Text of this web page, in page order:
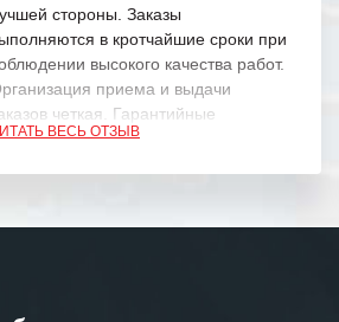
стороны. Заказы
в кротчайшие сроки при
высокого качества работ.
приема и выдачи
четкая. Гарантийные
выполняются в
ВЕСЬ ОТЗЫВ